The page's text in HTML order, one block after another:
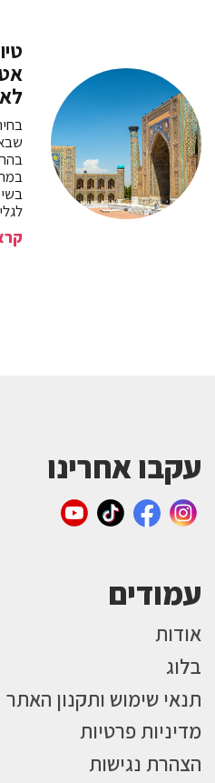
עקבו אחרינו
עמודים
אודות
בלוג
תנאי שימוש ותקנון האתר
מדיניות פרטיות
הצהרת נגישות